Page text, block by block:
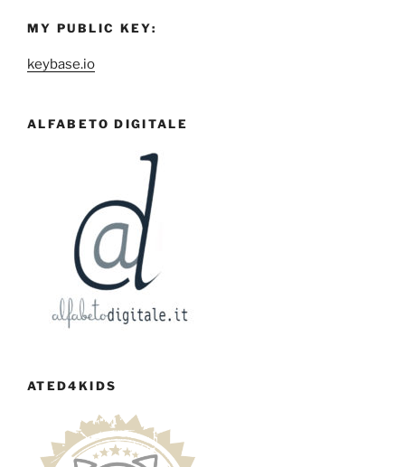
MY PUBLIC KEY:
keybase.io
ALFABETO DIGITALE
ATED4KIDS